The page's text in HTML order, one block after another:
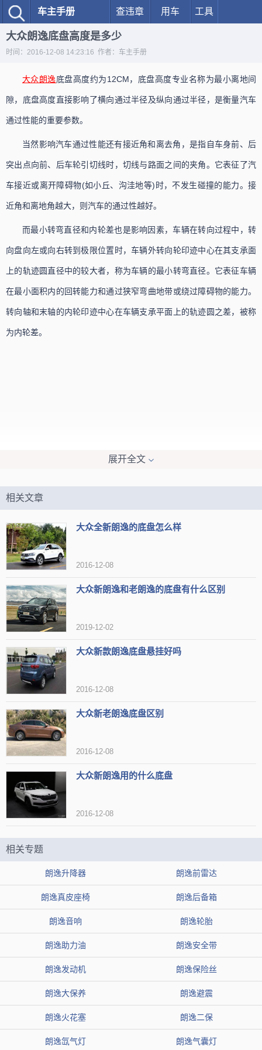
车主手册 查违章 用车 工具
大众朗逸底盘高度是多少
时间：2016-12-08 14:23:16 作者：车主手册
大众朗逸底盘高度约为12CM，底盘高度专业名称为最小离地间
隙，底盘高度直接影响了横向通过半径及纵向通过半径，是衡量汽车
通过性能的重要参数。
当然影响汽车通过性能还有接近角和离去角，是指自车身前、后
突出点向前、后车轮引切线时，切线与路面之间的夹角。它表征了汽
车接近或离开障碍物(如小丘、沟洼地等)时，不发生碰撞的能力。接
近角和离地角越大，则汽车的通过性越好。
而最小转弯直径和内轮差也是影响因素，车辆在转向过程中，转
向盘向左或向右转到极限位置时，车辆外转向轮印迹中心在其支承面
上的轨迹圆直径中的较大者，称为车辆的最小转弯直径。它表征车辆
在最小面积内的回转能力和通过狭窄弯曲地带或绕过障碍物的能力。
转向轴和末轴的内轮印迹中心在车辆支承平面上的轨迹圆之差，被称
为内轮差。
展开全文
相关文章
大众全新朗逸的底盘怎么样
2016-12-08
大众新朗逸和老朗逸的底盘有什么区别
2019-12-02
大众新款朗逸底盘悬挂好吗
2016-12-08
大众新老朗逸底盘区别
2016-12-08
大众新朗逸用的什么底盘
2016-12-08
相关专题
朗逸升降器 朗逸前雷达
朗逸真皮座椅 朗逸后备箱
朗逸音响 朗逸轮胎
朗逸助力油 朗逸安全带
朗逸发动机 朗逸保险丝
朗逸大保养 朗逸避震
朗逸火花塞 朗逸二保
朗逸氙气灯 朗逸气囊灯